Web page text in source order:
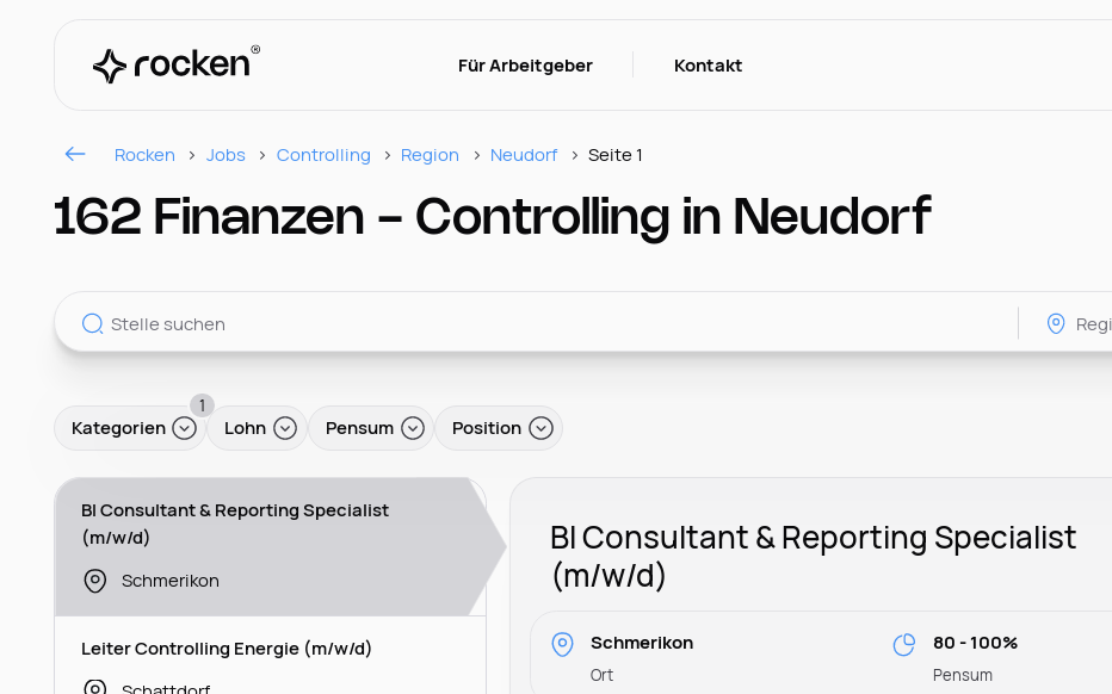
Für Arbeitgeber Kontakt
Rocken Jobs Controlling Region Neudorf Seite 1
162 Finanzen - Controlling in Neudorf
Kategorien
1
Lohn Pensum Position
BI Consultant & Reporting Specialist
(m/w/d)
Schmerikon
Leiter Controlling Energie (m/w/d)
BI Consultant & Reporting Specialist
(m/w/d)
Schmerikon
Ort
80 - 100%
Pensum